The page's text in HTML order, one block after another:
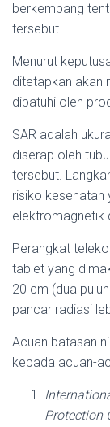
berkembang
tersebut.
Menurut
ditetapkan akan
dipatuhi oleh
SAR adalah
diserap oleh
tersebut.
risiko kesehatan
elektromagnetik
Perangkat
tablet yang
20 cm (dua
pancar radiasi
Acuan batasan
kepada acuan-
Protection